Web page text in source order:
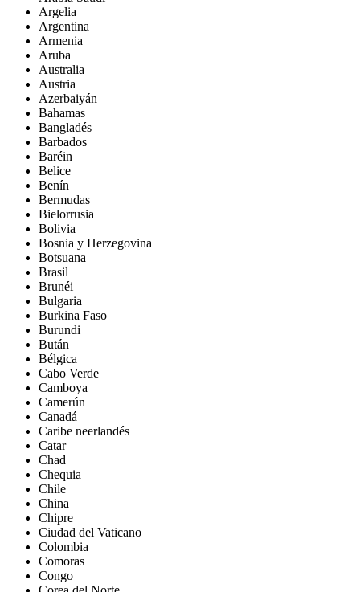
Argelia
Argentina
Armenia
Aruba
Australia
Austria
Azerbaiyán
Bahamas
Bangladés
Barbados
Baréin
Belice
Benín
Bermudas
Bielorrusia
Bolivia
Bosnia y Herzegovina
Botsuana
Brasil
Brunéi
Bulgaria
Burkina Faso
Burundi
Bután
Bélgica
Cabo Verde
Camboya
Camerún
Canadá
Caribe neerlandés
Catar
Chad
Chequia
Chile
China
Chipre
Ciudad del Vaticano
Colombia
Comoras
Congo